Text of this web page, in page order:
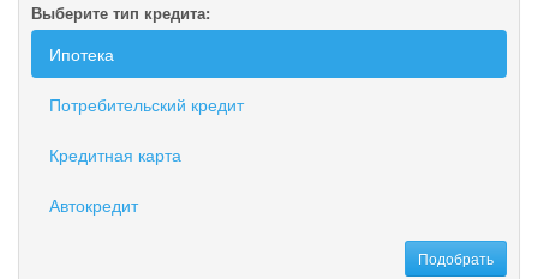
Выберите тип кредита:
Ипотека
Потребительский кредит
Кредитная карта
Автокредит